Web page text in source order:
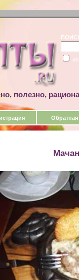
полезно,
Обратная